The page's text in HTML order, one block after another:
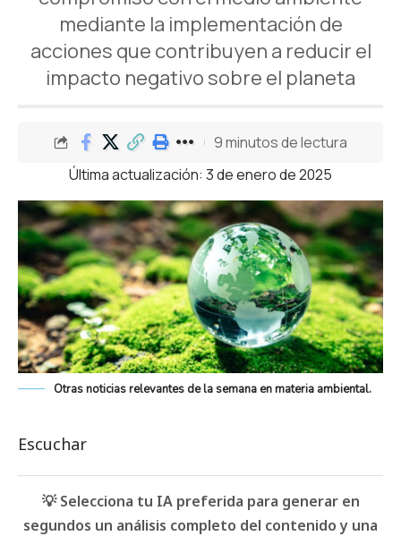
mediante la implementación de
acciones que contribuyen a reducir el
impacto negativo sobre el planeta
Última actualización: 3 de enero de 2025
9 minutos de lectura
Otras noticias relevantes de la semana en materia ambiental.
Escuchar
💡 Selecciona tu IA preferida para generar en
segundos un análisis completo del contenido y una